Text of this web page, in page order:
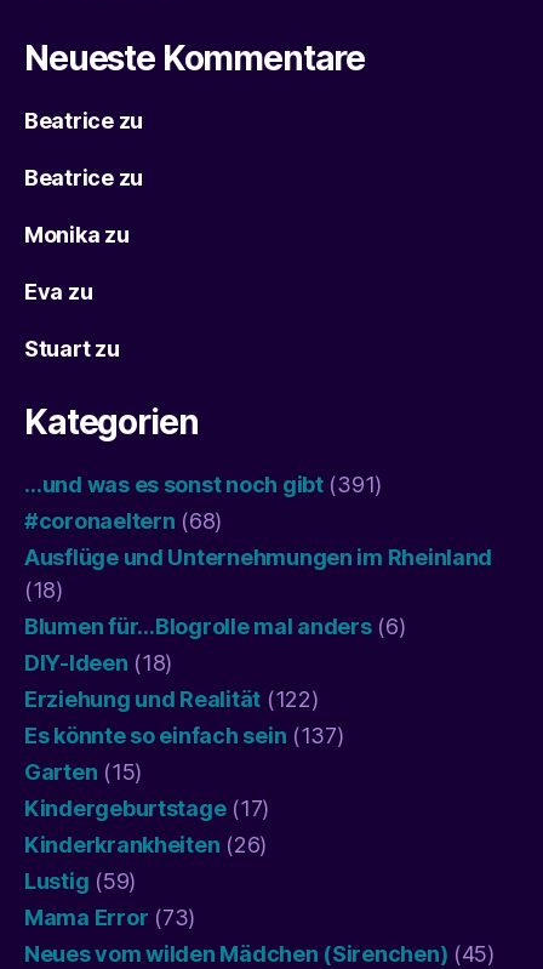
Neueste Kommentare
Beatricezu
Beatricezu
Monika zu
Eva zu
Stuartzu
Kategorien
…und was es sonst noch gibt(391)
#coronaeltern (68)
Ausflüge und Unternehmungen im Rheinland
(18)
Blumen für…Blogrolle mal anders(6)
DIY-Ideen (18)
Erziehung und Realität (122)
Es könnte so einfach sein (137)
Garten (15)
Kindergeburtstage(17)
Kinderkrankheiten (26)
Lustig (59)
Mama Error (73)
Neues vom wilden Mädchen (Sirenchen) (45)